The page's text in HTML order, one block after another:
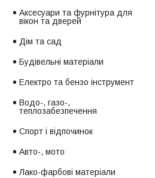
Аксесуари та фурнітура для
вікон та дверей
Дім та сад
Будівельні матеріали
Електро та бензо інструмент
Водо-, газо-,
теплозабезпечення
Спорт і відпочинок
Авто-, мото
Лако-фарбові матеріали